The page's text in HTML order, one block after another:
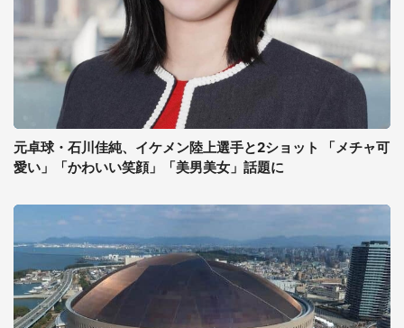
元卓球・石川佳純、イケメン陸上選手と2ショット 「メチャ可
愛い」「かわいい笑顔」「美男美女」話題に